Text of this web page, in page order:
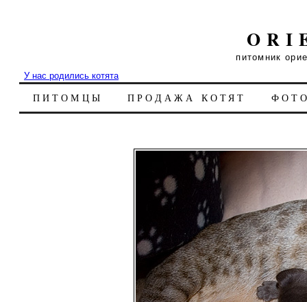
питомник
У нас родились котята
ПИТОМЦЫ ПРОДАЖА КОТЯТ